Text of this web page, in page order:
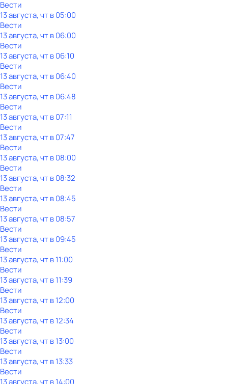
Вести
13 августа, чт в 05:00
Вести
13 августа, чт в 06:00
Вести
13 августа, чт в 06:10
Вести
13 августа, чт в 06:40
Вести
13 августа, чт в 06:48
Вести
13 августа, чт в 07:11
Вести
13 августа, чт в 07:47
Вести
13 августа, чт в 08:00
Вести
13 августа, чт в 08:32
Вести
13 августа, чт в 08:45
Вести
13 августа, чт в 08:57
Вести
13 августа, чт в 09:45
Вести
13 августа, чт в 11:00
Вести
13 августа, чт в 11:39
Вести
13 августа, чт в 12:00
Вести
13 августа, чт в 12:34
Вести
13 августа, чт в 13:00
Вести
13 августа, чт в 13:33
Вести
13 августа, чт в 14:00